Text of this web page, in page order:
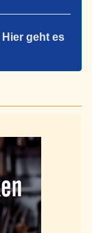
Hier geht es